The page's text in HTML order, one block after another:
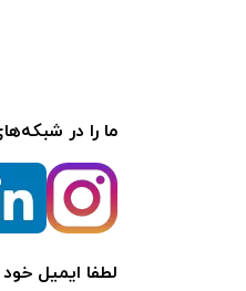
ما را در
لطفا ایمیل خود